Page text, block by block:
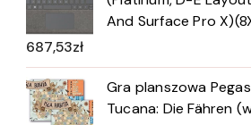
And Surface Pro
687,53zł
Gra planszowa
Tucana: Die Fähren